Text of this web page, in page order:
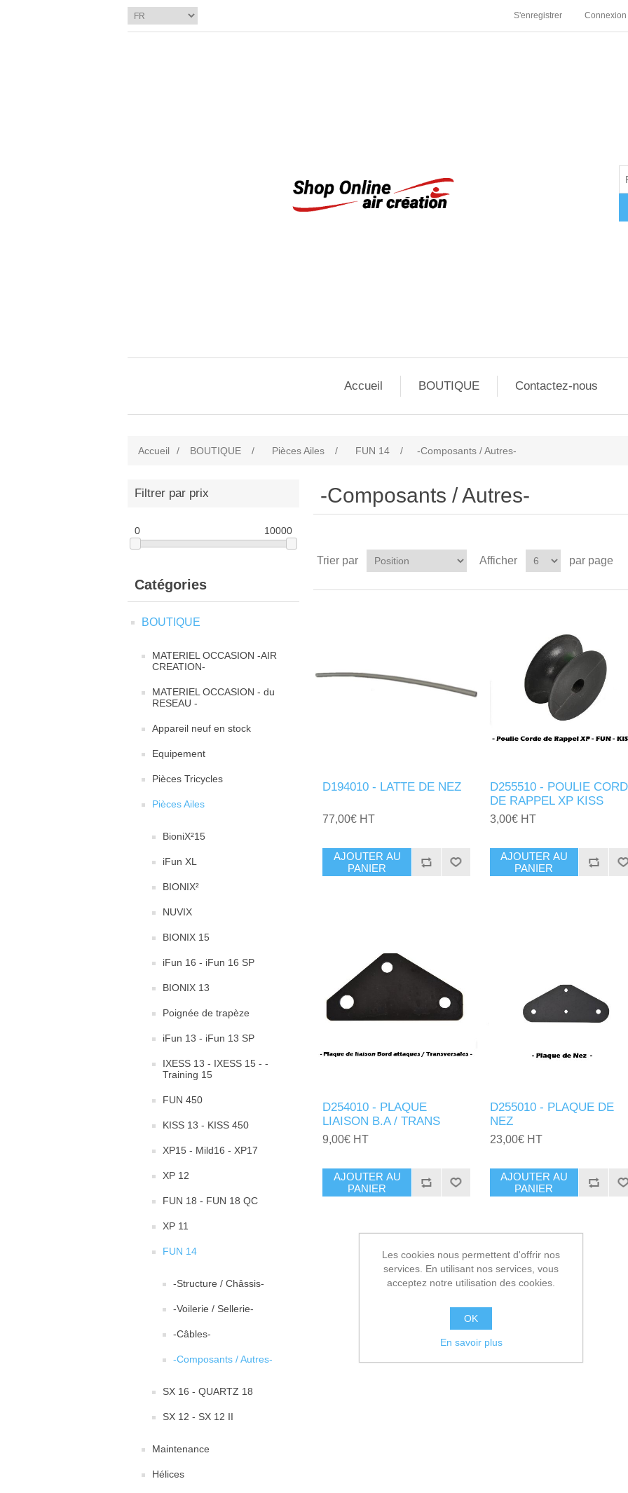
S'enregistrer Connexion
Accueil BOUTIQUE Contactez-nous
Accueil / BOUTIQUE / Pièces Ailes / FUN 14 / -Composants / Autres-
Filtrer par prix
0 10000
Catégories
BOUTIQUE
MATERIEL OCCASION -AIR
CREATION-
MATERIEL OCCASION - du
RESEAU -
Appareil neuf en stock
Equipement
Pièces Tricycles
Pièces Ailes
BioniX²15
iFun XL
BIONIX²
NUVIX
BIONIX 15
iFun 16 - iFun 16 SP
BIONIX 13
Poignée de trapèze
iFun 13 - iFun 13 SP
IXESS 13 - IXESS 15 - -
Training 15
FUN 450
KISS 13 - KISS 450
XP15 - Mild16 - XP17
XP 12
FUN 18 - FUN 18 QC
XP 11
FUN 14
-Structure / Châssis-
-Voilerie / Sellerie-
-Câbles-
-Composants / Autres-
SX 16 - QUARTZ 18
SX 12 - SX 12 II
Maintenance
Hélices
-Composants / Autres-
Trier par Afficher par page
D194010 - LATTE DE NEZ
77,00€ HT
AJOUTER AU
PANIER
D255510 - POULIE
DE RAPPEL XP KISS
3,00€ HT
AJOUTER AU
PANIER
D254010 - PLAQUE
LIAISON B.A / TRANS
9,00€ HT
AJOUTER AU
PANIER
D255010 - PLAQUE DE
NEZ
23,00€ HT
AJOUTER AU
PANIER
Les cookies nous permettent d'offrir nos
services. En utilisant nos services, vous
acceptez notre utilisation des cookies.
OK
En savoir plus